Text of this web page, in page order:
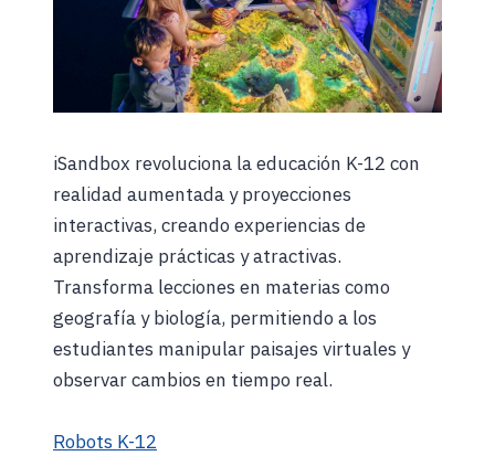
iSandbox revoluciona la educación K-12 con
realidad aumentada y proyecciones
interactivas, creando experiencias de
aprendizaje prácticas y atractivas.
Transforma lecciones en materias como
geografía y biología, permitiendo a los
estudiantes manipular paisajes virtuales y
observar cambios en tiempo real.
Robots K-12